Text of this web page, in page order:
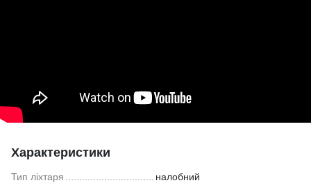
Характеристики
Тип ліхтаря налобний